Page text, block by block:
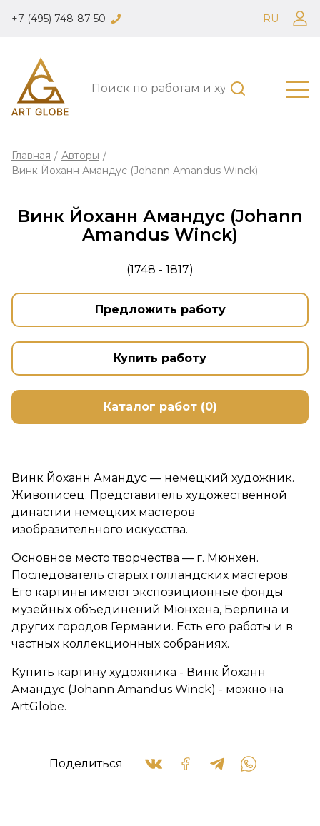
+7 (495) 748-87-50 RU
Главная / Авторы /
Винк Йоханн Амандус (Johann Amandus Winck)
Винк Йоханн Амандус (Johann
Amandus Winck)
(1748 - 1817)
Предложить работу
Купить работу
Каталог работ (0)
Винк Йоханн Амандус — немецкий художник.
Живописец. Представитель художественной
династии немецких мастеров
изобразительного искусства.
Основное место творчества — г. Мюнхен.
Последователь старых голландских мастеров.
Его картины имеют экспозиционные фонды
музейных объединений Мюнхена, Берлина и
других городов Германии. Есть его работы и в
частных коллекционных собраниях.
Купить картину художника - Винк Йоханн
Амандус (Johann Amandus Winck) - можно на
ArtGlobe.
Поделиться